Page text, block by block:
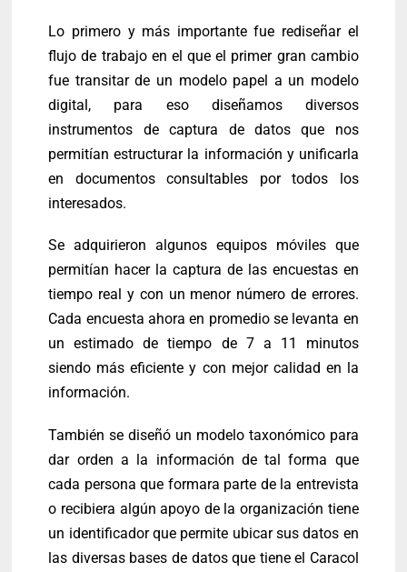
Lo primero y más importante fue rediseñar el
flujo de trabajo en el que el primer gran cambio
fue transitar de un modelo papel a un modelo
digital, para eso diseñamos diversos
instrumentos de captura de datos que nos
permitían estructurar la información y unificarla
en documentos consultables por todos los
interesados.
Se adquirieron algunos equipos móviles que
permitían hacer la captura de las encuestas en
tiempo real y con un menor número de errores.
Cada encuesta ahora en promedio se levanta en
un estimado de tiempo de 7 a 11 minutos
siendo más eficiente y con mejor calidad en la
información.
También se diseñó un modelo taxonómico para
dar orden a la información de tal forma que
cada persona que formara parte de la entrevista
o recibiera algún apoyo de la organización tiene
un identificador que permite ubicar sus datos en
las diversas bases de datos que tiene el Caracol